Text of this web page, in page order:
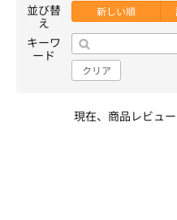
並び替
え
新しい順
キーワ
ード
クリア
現在、商品レビュ